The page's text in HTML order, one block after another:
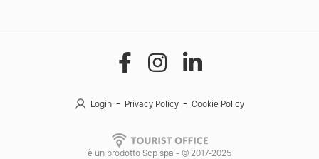
Login Privacy Policy Cookie Policy
è un prodotto Scp spa - © 2017-2025